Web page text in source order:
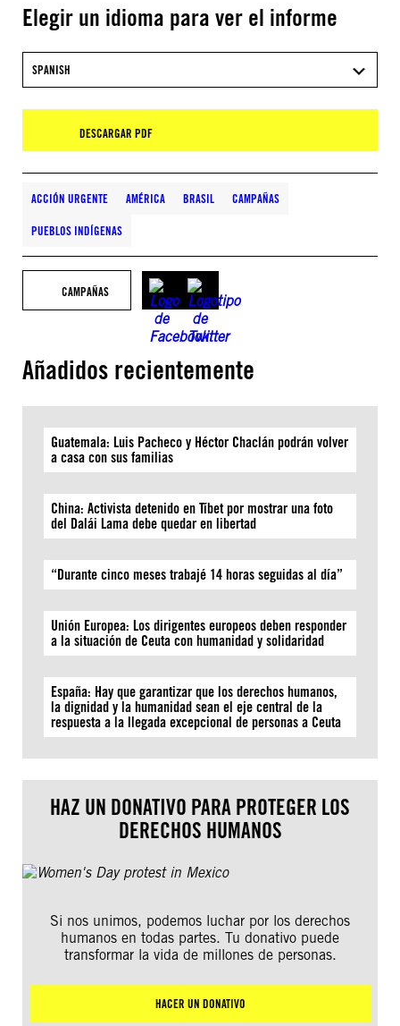
Elegir un idioma para ver el informe
SPANISH
DESCARGAR PDF
ACCIÓN URGENTE AMÉRICA BRASIL CAMPAÑAS
PUEBLOS INDÍGENAS
CAMPAÑAS
Añadidos recientemente
Guatemala: Luis Pacheco y Héctor Chaclán podrán volver
a casa con sus familias
China: Activista detenido en Tíbet por mostrar una foto
del Dalái Lama debe quedar en libertad
“Durante cinco meses trabajé 14 horas seguidas al día”
Unión Europea: Los dirigentes europeos deben responder
a la situación de Ceuta con humanidad y solidaridad
España: Hay que garantizar que los derechos humanos,
la dignidad y la humanidad sean el eje central de la
respuesta a la llegada excepcional de personas a Ceuta
HAZ UN DONATIVO PARA PROTEGER LOS
DERECHOS HUMANOS
Si nos unimos, podemos luchar por los derechos
humanos en todas partes. Tu donativo puede
transformar la vida de millones de personas.
HACER UN DONATIVO